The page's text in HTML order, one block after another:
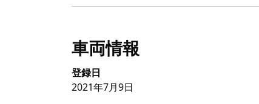
車両情報
登録日
2021年7月9日